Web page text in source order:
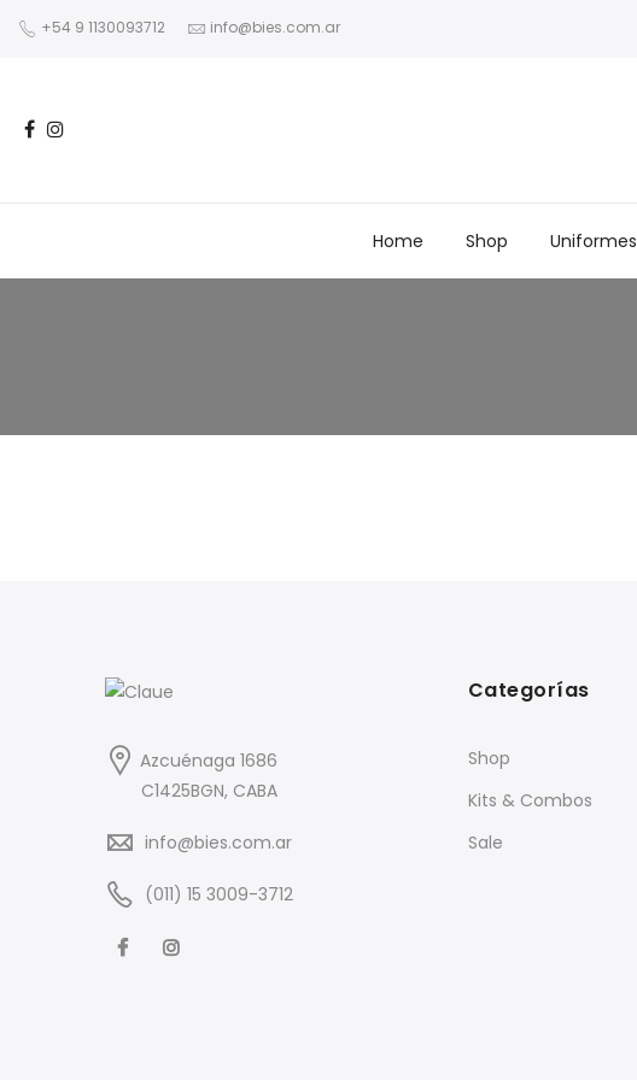
+54 9 1130093712 info@bies.com.ar
Home Shop Uniformes
Azcuénaga 1686
C1425BGN, CABA
info@bies.com.ar
(011) 15 3009-3712
Categorías
Shop
Kits & Combos
Sale